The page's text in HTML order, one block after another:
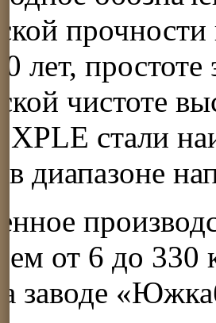
лет,
чистоте
XPLE стали
в диапазоне
от 6 до
заводе